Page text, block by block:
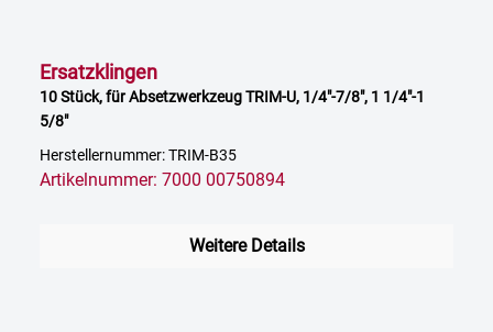
Ersatzklingen
10 Stück, für Absetzwerkzeug TRIM-U, 1/4"-7/8", 1 1/4"-1
5/8"
Herstellernummer: TRIM-B35
Artikelnummer: 7000 00750894
Weitere Details